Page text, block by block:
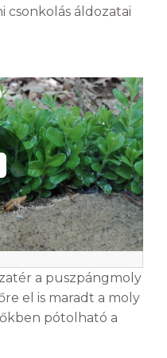
csonkolás áldozatai
a puszpángmoly
el is maradt a moly
pótolható a